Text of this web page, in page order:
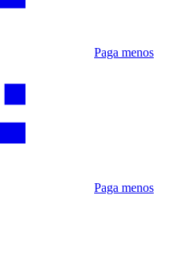
Paga menos
Paga menos